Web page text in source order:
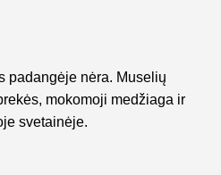
padangėje nėra. Muselių
mokomoji medžiaga ir
svetainėje.